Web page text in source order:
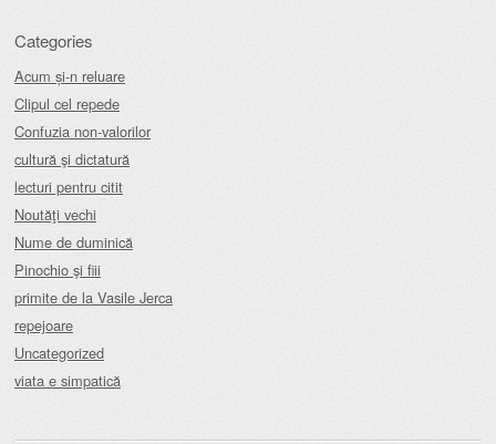
Categories
Acum și-n reluare
Clipul cel repede
Confuzia non-valorilor
cultură şi dictatură
lecturi pentru citit
Noutăţi vechi
Nume de duminică
Pinochio şi fiii
primite de la Vasile Jerca
repejoare
Uncategorized
viata e simpatică